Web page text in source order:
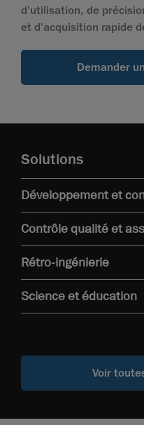
d'utilisation, de
et d'acquisition rapide
Demander
Solutions
Développement et
Contrôle qualité et
Rétro-ingénierie
Science et éducation
Voir